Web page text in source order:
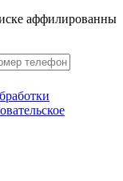
аффилированны